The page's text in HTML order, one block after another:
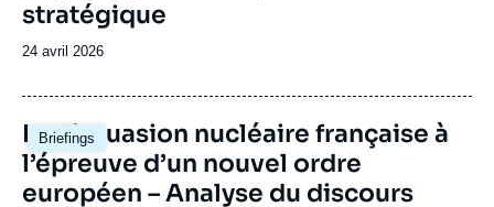
stratégique
Date
publication
24 avril 2026
Briefings
Image
principale
La dissuasion nucléaire française à
l’épreuve d’un nouvel ordre
européen – Analyse du discours